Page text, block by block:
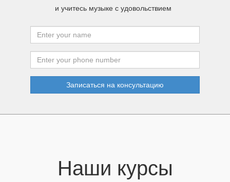
и учитесь музыке с удовольствием
Записаться на консультацию
Наши курсы